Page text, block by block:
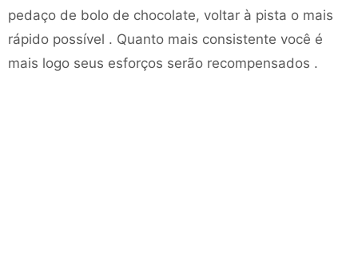
pedaço de bolo de chocolate, voltar à pista o mais
rápido possível . Quanto mais consistente você é
mais logo seus esforços serão recompensados ​​.